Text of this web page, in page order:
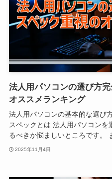
法人用パソコンの選び方
オススメランキング
法人用パソコンの基本的な選び
スペックとは 法人用パソコン
るべきか悩ましいところです。
2025年11月4日